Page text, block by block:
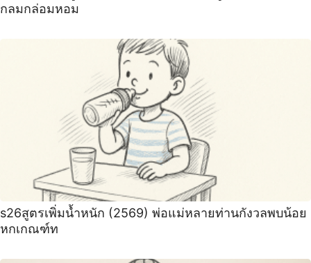
กลมกล่อมหอม
s26สูตรเพิ่มน้ำหนัก (2569) พ่อแม่หลายท่านกังวลพบน้อย
หกเกณฑ์ท